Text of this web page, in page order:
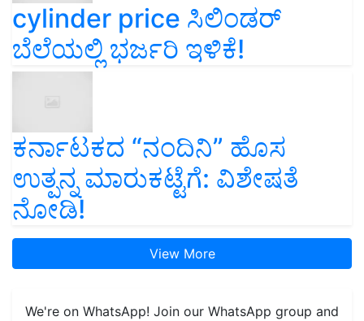
cylinder price ಸಿಲಿಂಡರ್‌
ಬೆಲೆಯಲ್ಲಿ ಭರ್ಜರಿ ಇಳಿಕೆ!
ಕರ್ನಾಟಕದ “ನಂದಿನಿ” ಹೊಸ
ಉತ್ಪನ್ನ ಮಾರುಕಟ್ಟೆಗೆ: ವಿಶೇಷತೆ
ನೋಡಿ!
View More
We're on WhatsApp! Join our WhatsApp group and